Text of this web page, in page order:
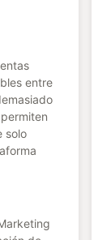
entre
solo